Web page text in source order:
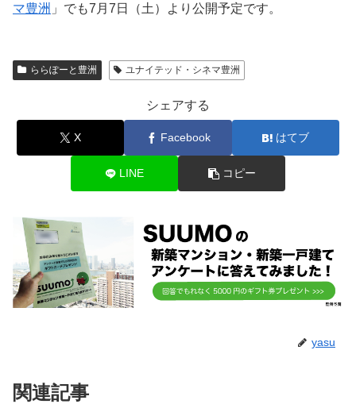
マ豊洲 」でも7月7日（土）より公開予定です。
ららぽーと豊洲 ユナイテッド・シネマ豊洲
シェアする
X Facebook はてブ
LINE コピー
yasu
関連記事